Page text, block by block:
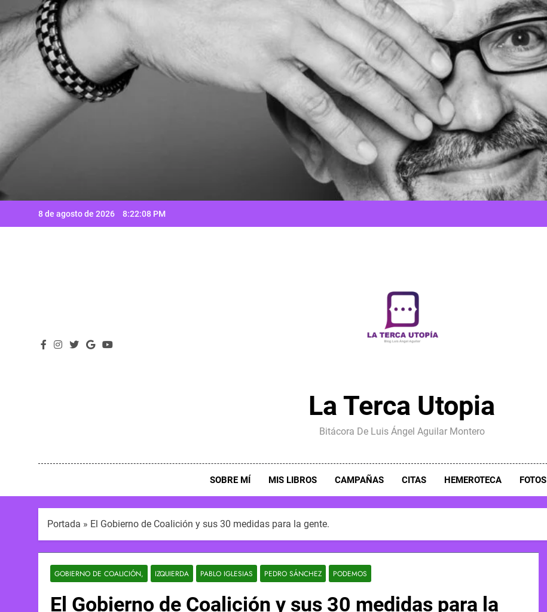
al
contenido
8 de agosto de 2026 8:22:10 PM
La Terca Utopia
Bitácora De Luis Ángel Aguilar Montero
SOBRE MÍ MIS LIBROS CAMPAÑAS CITAS HEMEROTECA FOTOS
Portada » El Gobierno de Coalición y sus 30 medidas para la gente.
GOBIERNO DE COALICIÓN, IZQUIERDA PABLO IGLESIAS PEDRO SÁNCHEZ PODEMOS
El Gobierno de Coalición y sus 30 medidas para la